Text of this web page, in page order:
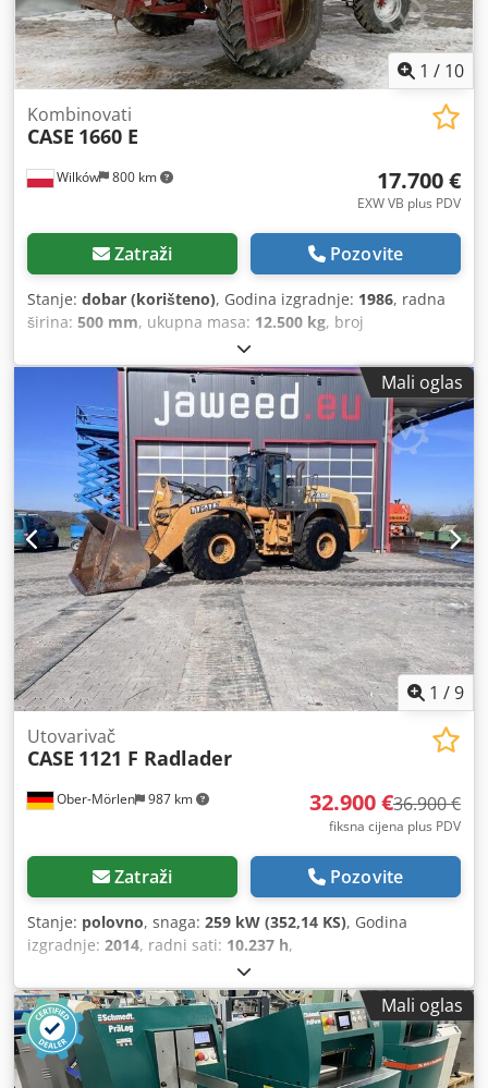
1 / 10
Wilków 800 km
Kombinovati
CASE 1660 E
17.700 €
EXW VB plus PDV
Zatraži Pozovite
Stanje: dobar (korišteno), Godina izgradnje: 1986, radna
širina: 500 mm, ukupna masa: 12.500 kg, broj
Mali oglas
1 /9
Ober-Mörlen 987 km
Utovarivač
CASE 1121 F Radlader
32.900 €36.900 €
fiksna cijena plus PDV
Zatraži Pozovite
Stanje: polovno, snaga: 259 kW (352,14 KS), Godina
izgradnje: 2014, radni sati: 10.237 h,
Mali oglas